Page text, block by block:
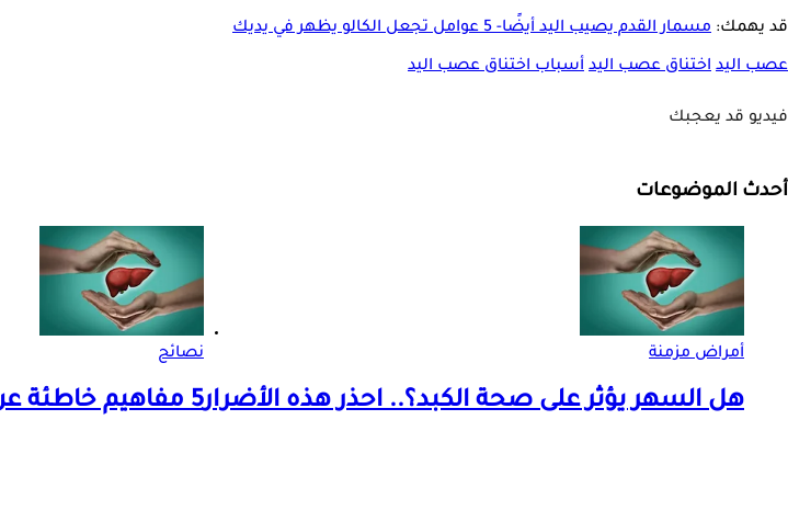
قد يهمك: مسمار القدم يصيب اليد أيضًا- 5 عوامل تجعل الكالو يظهر في يديك
عصب اليد اختناق عصب اليد أسباب اختناق عصب اليد
فيديو قد يعجبك
أحدث الموضوعات
أمراض مزمنة
هل السهر يؤثر على صحة الكبد؟.. احذر هذه الأضرار
نصائح
5 مفاهيم خاطئة عن مرض الكبد الدهني.. طبيب يوضح الحقائق